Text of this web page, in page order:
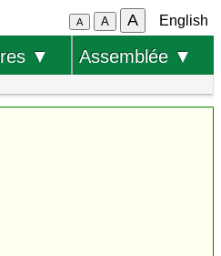
A A A English
▼ Assemblée ▼